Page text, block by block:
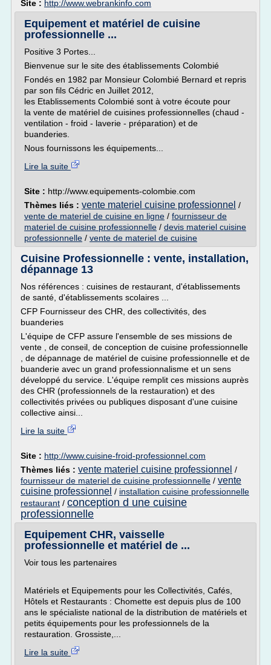
Site : http://www.webrankinfo.com
Equipement et matériel de cuisine
professionnelle ...
Positive 3 Portes...
Bienvenue sur le site des établissements Colombié
Fondés en 1982 par Monsieur Colombié Bernard et repris
par son fils Cédric en Juillet 2012,
les Etablissements Colombié sont à votre écoute pour
la vente de matériel de cuisines professionnelles (chaud -
ventilation - froid - laverie - préparation) et de
buanderies.
Nous fournissons les équipements...
Lire la suite
Site : http://www.equipements-colombie.com
Thèmes liés : vente materiel cuisine professionnel /
vente de materiel de cuisine en ligne / fournisseur de
materiel de cuisine professionnelle / devis materiel cuisine
professionnelle / vente de materiel de cuisine
Cuisine Professionnelle : vente, installation,
dépannage 13
Nos références : cuisines de restaurant, d'établissements
de santé, d'établissements scolaires ...
CFP Fournisseur des CHR, des collectivités, des
buanderies
L'équipe de CFP assure l'ensemble de ses missions de
vente , de conseil, de conception de cuisine professionnelle
, de dépannage de matériel de cuisine professionnelle et de
buanderie avec un grand professionnalisme et un sens
développé du service. L'équipe remplit ces missions auprès
des CHR (professionnels de la restauration) et des
collectivités privées ou publiques disposant d'une cuisine
collective ainsi...
Lire la suite
Site : http://www.cuisine-froid-professionnel.com
Thèmes liés : vente materiel cuisine professionnel /
fournisseur de materiel de cuisine professionnelle / vente
cuisine professionnel / installation cuisine professionnelle
restaurant / conception d une cuisine
professionnelle
Equipement CHR, vaisselle
professionnelle et matériel de ...
Voir tous les partenaires
Matériels et Equipements pour les Collectivités, Cafés,
Hôtels et Restaurants : Chomette est depuis plus de 100
ans le spécialiste national de la distribution de matériels et
petits équipements pour les professionnels de la
restauration. Grossiste,...
Lire la suite